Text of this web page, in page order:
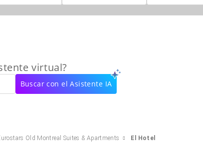
virtual?
Buscar con el Asistente IA
Old Montreal Suites & Apartments El Hotel